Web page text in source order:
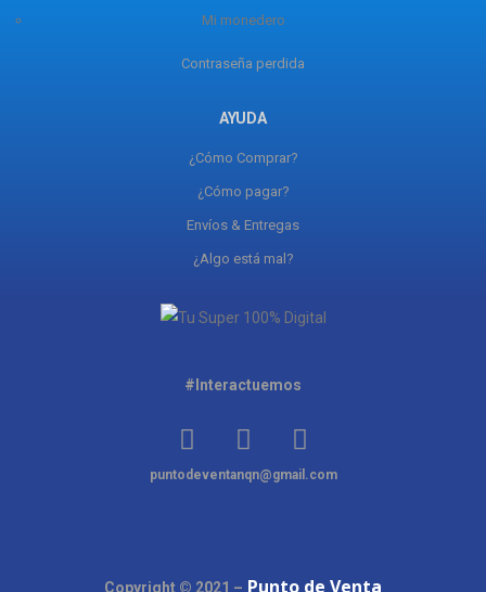
Mi monedero
Contraseña perdida
AYUDA
¿Cómo Comprar?
¿Cómo pagar?
Envíos & Entregas
¿Algo está mal?
#Interactuemos
puntodeventanqn@gmail.com
Copyright © 2021 – Punto de Venta